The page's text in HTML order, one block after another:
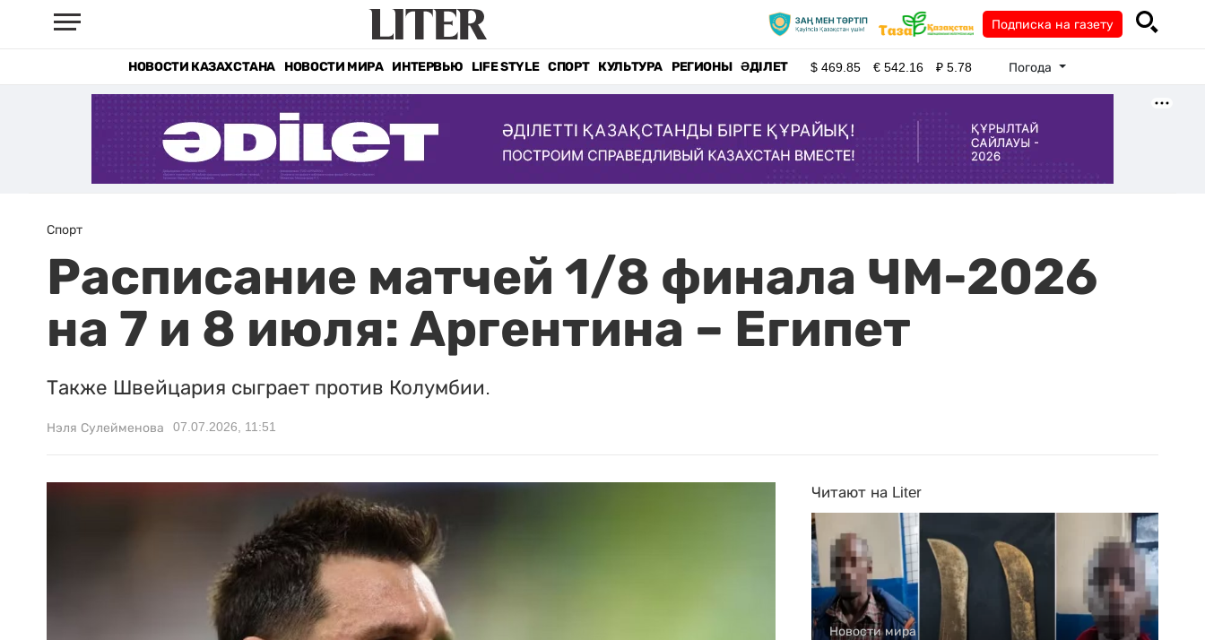
Подписка на газету
НОВОСТИ КАЗАХСТАНА НОВОСТИ МИРА ИНТЕРВЬЮ LIFE STYLE СПОРТ КУЛЬТУРА РЕГИОНЫ ӘДІЛЕТ $469.85 €542.16 ₽5.78 Погода
Спорт
Расписание матчей 1/8 финала ЧМ-2026
на 7 и 8 июля: Аргентина – Египет
Также Швейцария сыграет против Колумбии.
Нэля Сулейменова 07.07.2026, 11:51
Читают на Liter
Новости мира